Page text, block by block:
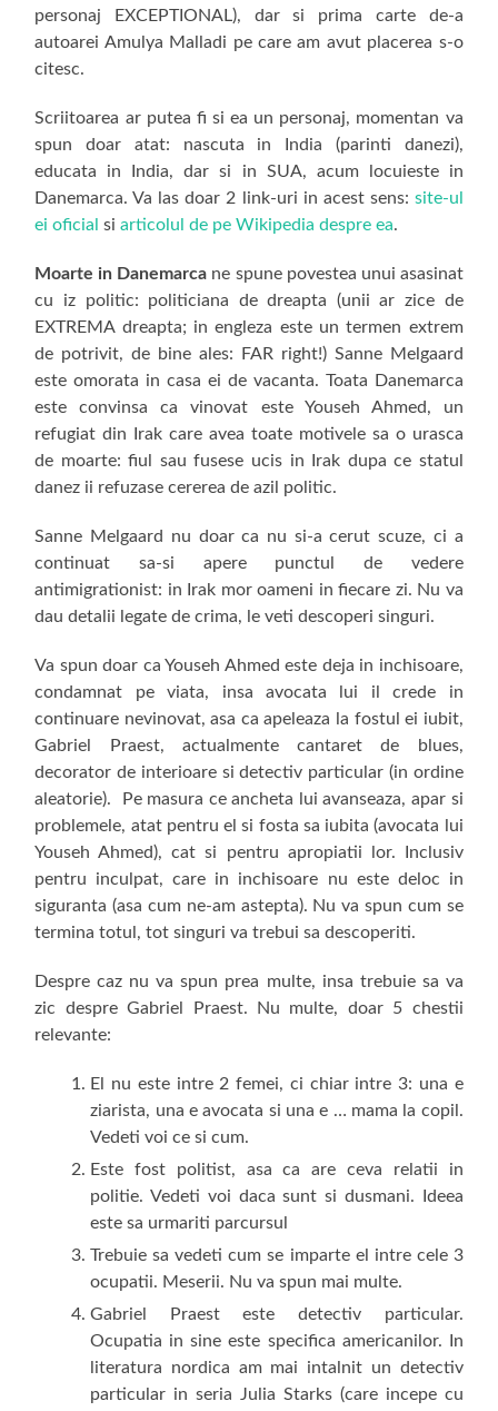
personaj EXCEPTIONAL), dar si prima carte de-a
autoarei Amulya Malladi pe care am avut placerea s-o
citesc.
Scriitoarea ar putea fi si ea un personaj, momentan va
spun doar atat: nascuta in India (parinti danezi),
educata in India, dar si in SUA, acum locuieste in
Danemarca. Va las doar 2 link-uri in acest sens: site-ul
ei oficial siarticolul de pe Wikipedia despre ea.
Moarte in Danemarca ne spune povestea unui asasinat
cu iz politic: politiciana de dreapta (unii ar zice de
EXTREMA dreapta; in engleza este un termen extrem
de potrivit, de bine ales: FAR right!) Sanne Melgaard
este omorata in casa ei de vacanta. Toata Danemarca
este convinsa ca vinovat este Youseh Ahmed, un
refugiat din Irak care avea toate motivele sa o urasca
de moarte: fiul sau fusese ucis in Irak dupa ce statul
danez ii refuzase cererea de azil politic.
Sanne Melgaard nu doar ca nu si-a cerut scuze, ci a
continuat sa-si apere punctul de vedere
antimigrationist: in Irak mor oameni in fiecare zi. Nu va
dau detalii legate de crima, le veti descoperi singuri.
Va spun doar ca Youseh Ahmed este deja in inchisoare,
condamnat pe viata, insa avocata lui il crede in
continuare nevinovat, asa ca apeleaza la fostul ei iubit,
Gabriel Praest, actualmente cantaret de blues,
decorator de interioare si detectiv particular (in ordine
aleatorie). Pe masura ce ancheta lui avanseaza, apar si
problemele, atat pentru el si fosta sa iubita (avocata lui
Youseh Ahmed), cat si pentru apropiatii lor. Inclusiv
pentru inculpat, care in inchisoare nu este deloc in
siguranta (asa cum ne-am astepta). Nu va spun cum se
termina totul, tot singuri va trebui sa descoperiti.
Despre caz nu va spun prea multe, insa trebuie sa va
zic despre Gabriel Praest. Nu multe, doar 5 chestii
relevante:
El nu este intre 2 femei, ci chiar intre 3: una e
ziarista, una e avocata si una e … mama la copil.
Vedeti voi ce si cum.
Este fost politist, asa ca are ceva relatii in
politie. Vedeti voi daca sunt si dusmani. Ideea
este sa urmariti parcursul
Trebuie sa vedeti cum se imparte el intre cele 3
ocupatii. Meserii. Nu va spun mai multe.
Gabriel Praest este detectiv particular.
Ocupatia in sine este specifica americanilor. In
literatura nordica am mai intalnit un detectiv
particular in seria Julia Starks (care incepe cu